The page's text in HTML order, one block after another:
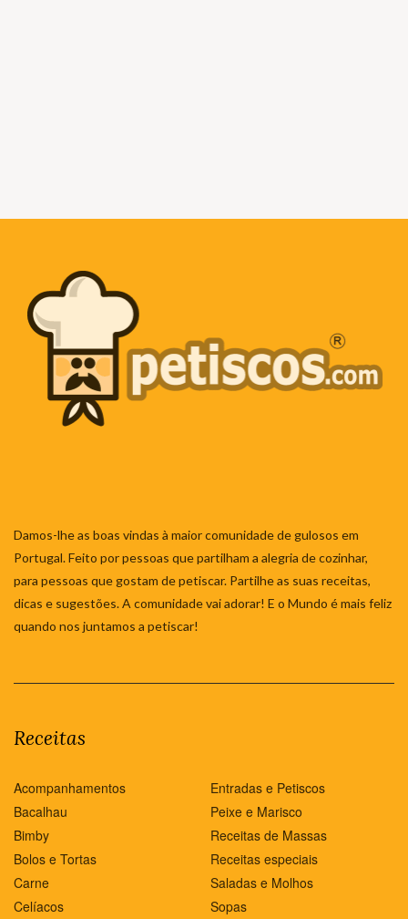
Damos-lhe as boas vindas à maior comunidade de gulosos em
Portugal. Feito por pessoas que partilham a alegria de cozinhar,
para pessoas que gostam de petiscar. Partilhe as suas receitas,
dicas e sugestões. A comunidade vai adorar! E o Mundo é mais feliz
quando nos juntamos a petiscar!
Receitas
Acompanhamentos
Bacalhau
Bimby
Bolos e Tortas
Carne
Celíacos
Entradas e Petiscos
Peixe e Marisco
Receitas de Massas
Receitas especiais
Saladas e Molhos
Sopas